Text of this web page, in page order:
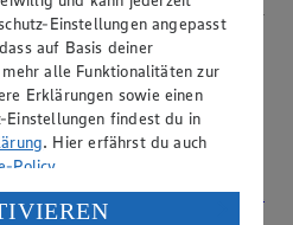
sich um blättrige Kristalle, die sich
und am Flaschenboden
im Normalfall aus der
Kalziumsalzes der Weinsäure,
einem Qualitätswein zu
Einstellungen angepasst
auf Basis deiner
alle Funktionalitäten zur
Erklärungen sowie einen
Einstellungen findest du in
. Hier erfährst du auch
Policy.
Daten in den